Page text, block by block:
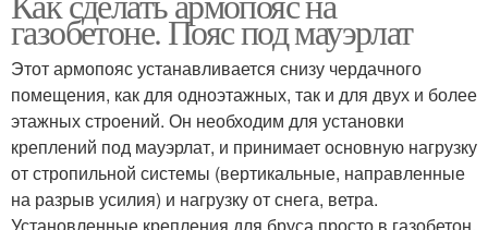
газобетоне. Пояс под мауэрлат
Этот армопояс устанавливается снизу чердачного
помещения, как для одноэтажных, так и для двух и более
этажных строений. Он необходим для установки
креплений под мауэрлат, и принимает основную нагрузку
от стропильной системы (вертикальные, направленные
на разрыв усилия) и нагрузку от снега, ветра.